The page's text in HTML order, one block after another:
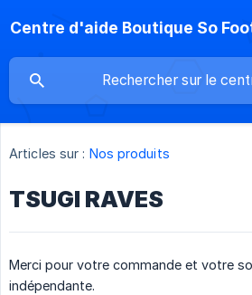
Centre d'aide Boutique So
Articles sur : Nos produits
TSUGI RAVES
Merci pour votre commande et votre
indépendante.